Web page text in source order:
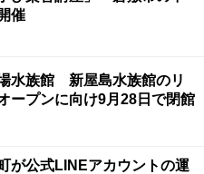
催
水族館 新屋島水族館のリ
ープンに向け9月28日で閉館
が公式LINEアカウントの運